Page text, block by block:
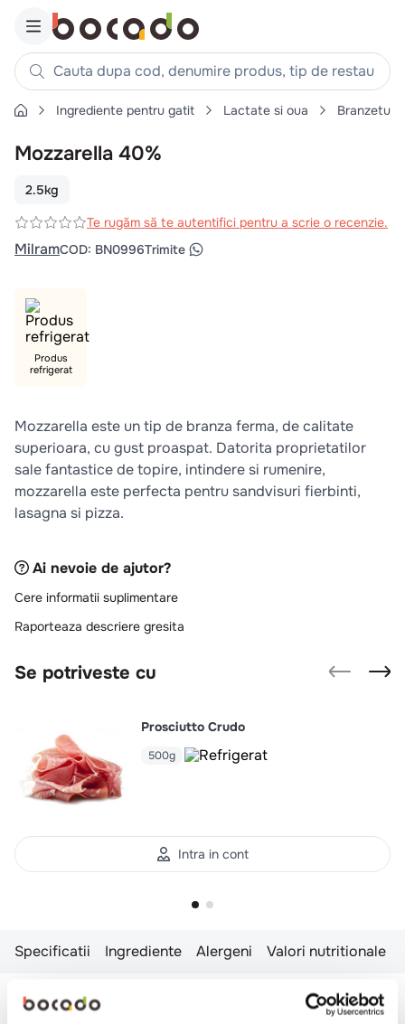
Cauta dupa cod, denumire produs, tip de restaurant,
Căutări populare
1. cartofi
. piept pui
4.
. coaste
. ceafa
aripi
Ingrediente pentru gatit Lactate si oua Branzeturi
Mozzarella 40%
2.5kg
Te rugăm să te autentifici pentru a scrie o recenzie.
MilramCOD: BN0996Trimite
Produs
refrigerat
Mozzarella este un tip de branza ferma, de calitate
superioara, cu gust proaspat. Datorita proprietatilor
sale fantastice de topire, intindere si rumenire,
mozzarella este perfecta pentru sandvisuri fierbinti,
lasagna si pizza.
Ai nevoie de ajutor?
Cere informatii suplimentare
Raporteaza descriere gresita
Se potriveste cu
Prosciutto Crudo
500g
Intra in cont
Specificatii Ingrediente Alergeni Valori nutritionale
Specificatii